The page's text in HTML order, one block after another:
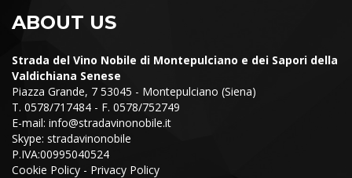
ABOUT US
Strada del Vino Nobile di Montepulciano e dei Sapori della
Valdichiana Senese
Piazza Grande, 7 53045 - Montepulciano (Siena)
T. 0578/717484 - F. 0578/752749
E-mail: info@stradavinonobile.it
Skype: stradavinonobile
P.IVA:00995040524
Cookie Policy - Privacy Policy